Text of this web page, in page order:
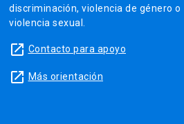
discriminación, violencia de género o
violencia sexual.
launch Contacto para apoyo
launch Más orientación